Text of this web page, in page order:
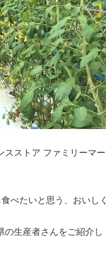
スストア ファミリーマー
べたいと思う、おいしく
生産者さんをご紹介し